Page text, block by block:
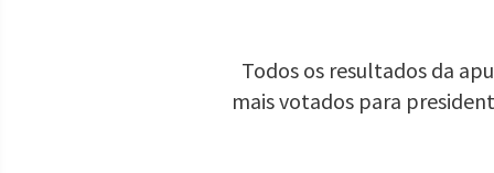
Todos os resultados da
mais votados para